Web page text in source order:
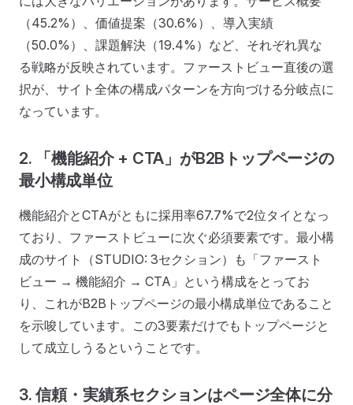
（45.2%）、価値提案（30.6%）、導入実績
（50.0%）、課題解決（19.4%）など、それぞれ異な
る戦略が反映されています。ファーストビュー直後の選
択が、サイト全体の構成パターンを方向づける分岐点に
なっています。
2. 「機能紹介 + CTA」がB2Bトップページの
最小構成単位
機能紹介とCTAがともに採用率67.7%で2位タイとなっ
ており、ファーストビューに次ぐ必須要素です。最小構
成のサイト（STUDIO: 3セクション）も「ファースト
ビュー → 機能紹介 → CTA」という構成をとってお
り、これがB2Bトップページの最小構成単位であること
を示唆しています。この3要素だけでもトップページと
して成立しうるということです。
3. 信頼・実績系セクションはページ全体に分